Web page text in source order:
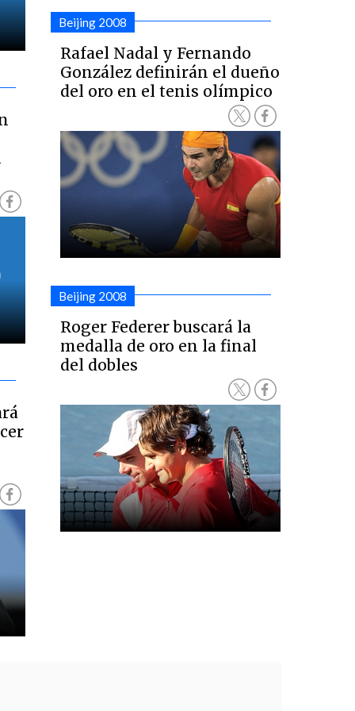
Beijing 2008
Rafael Nadal y Fernando
González definirán el dueño
del oro en el tenis olímpico
Beijing 2008
Roger Federer buscará la
medalla de oro en la final
del dobles